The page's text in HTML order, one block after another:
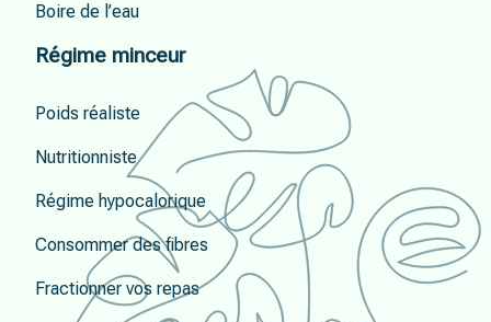
Boire de l’eau
Régime minceur
Poids réaliste
Nutritionniste
Régime hypocalorique
Consommer des fibres
Fractionner vos repas